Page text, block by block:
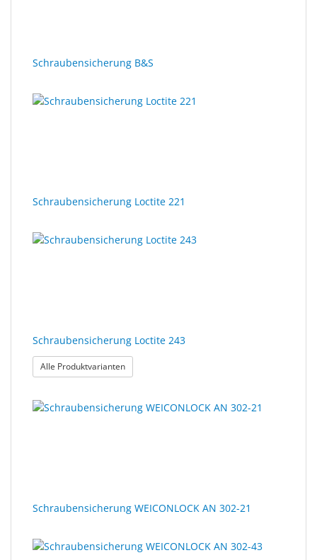
JustMILO
Optische
Schleiftechnik
Schraubensicherung B&S
Schraubensicherung Loctite 221
Schraubensicherung Loctite 243
Alle Produktvarianten: Schraubensicherung Loctite 243
Schraubensicherung WEICONLOCK AN 302-21